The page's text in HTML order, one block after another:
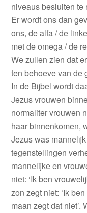
niveaus besluiten te
Er wordt ons dan
ons, de alfa / de
met de omega / de
We zullen zien dat
ten behoeve van de
In de Bijbel wordt
Jezus vrouwen
normaliter vrouwen
haar binnenkomen,
Jezus was
tegenstellingen
mannelijke en
niet: ‘Ik ben
zon zegt niet: ‘Ik
maan zegt dat niet’.